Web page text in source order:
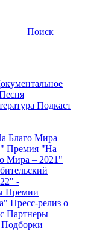
Поиск
Подкаст
Благо Мира –
Премия "На
Мира – 2021"
-
Премии
Пресс-релиз о
Партнеры
Подборки